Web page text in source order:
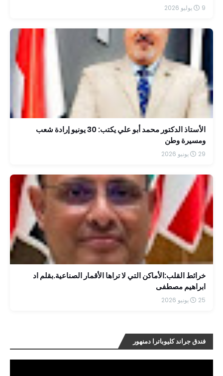
9 يوليو 2026
الأستاذ الدكتور محمد أبو علي يكتب: 30 يونيو إرادة شعب
ومسيرة وطن
29 يونيو 2026
خرائط القلب:الأماكن التي لا تراها الأقمار الصناعية.بقلم اد
ابراهيم مصطفى
25 يونيو 2026
فندق جراند كليوباترا دمنهور